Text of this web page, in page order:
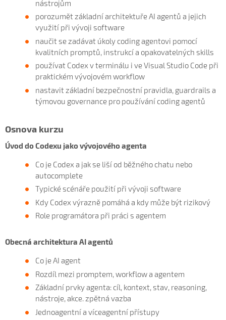
nástrojům
porozumět základní architektuře AI agentů a jejich
využití při vývoji software
naučit se zadávat úkoly coding agentovi pomocí
kvalitních promptů, instrukcí a opakovatelných skills
používat Codex v terminálu i ve Visual Studio Code při
praktickém vývojovém workflow
nastavit základní bezpečnostní pravidla, guardrails a
týmovou governance pro používání coding agentů
Osnova kurzu
Úvod do Codexu jako vývojového agenta
Co je Codex a jak se liší od běžného chatu nebo
autocomplete
Typické scénáře použití při vývoji software
Kdy Codex výrazně pomáhá a kdy může být rizikový
Role programátora při práci s agentem
Obecná architektura AI agentů
Co je AI agent
Rozdíl mezi promptem, workflow a agentem
Základní prvky agenta: cíl, kontext, stav, reasoning,
nástroje, akce. zpětná vazba
Jednoagentní a víceagentní přístupy